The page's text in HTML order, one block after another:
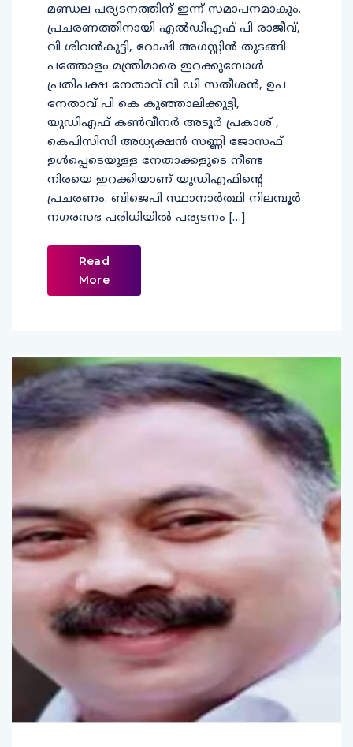
മണ്ഡല പര്യടനത്തിന് ഇന്ന് സമാപനമാകും.
പ്രചരണത്തിനായി എല്‍ഡിഎഫ് പി രാജീവ്,
വി ശിവന്‍കുട്ടി, റോഷി അഗസ്റ്റിന്‍ തുടങ്ങി
പത്തോളം മന്ത്രിമാരെ ഇറക്കുമ്പോള്‍
പ്രതിപക്ഷ നേതാവ് വി ഡി സതീശന്‍, ഉപ
നേതാവ് പി കെ കുഞ്ഞാലിക്കുട്ടി,
യുഡിഎഫ് കണ്‍വീനര്‍ അടൂര്‍ പ്രകാശ് ,
കെപിസിസി അധ്യക്ഷന്‍ സണ്ണി ജോസഫ്
ഉള്‍പ്പെടെയുള്ള നേതാക്കളുടെ നീണ്ട
നിരയെ ഇറക്കിയാണ് യുഡിഎഫിന്റെ
പ്രചരണം. ബിജെപി സ്ഥാനാര്‍ത്ഥി നിലമ്പൂര്‍
നഗരസഭ പരിധിയില്‍ പര്യടനം […]
Read
More